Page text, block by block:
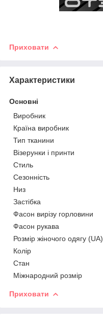
Приховати
Характеристики
Основні
Виробник
Країна виробник
Тип тканини
Візерунки і принти
Стиль
Сезонність
Низ
Застібка
Фасон вирізу горловини
Фасон рукава
Розмір жіночого одягу (UA)
Колір
Стан
Міжнародний розмір
Приховати